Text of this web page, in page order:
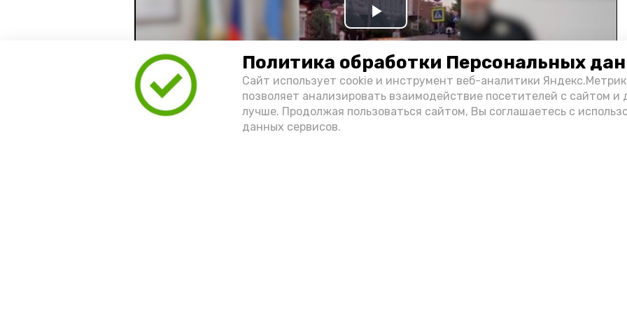
Политика обработки Персональных
Сайт использует cookie и инструмент веб-аналитики
позволяет анализировать взаимодействие посетителей с сайтом и
лучше. Продолжая пользоваться сайтом, Вы соглашаетесь с
данных сервисов.
Play
Video